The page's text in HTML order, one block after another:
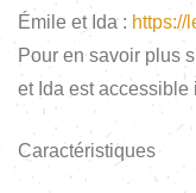
Émile et Ida : https://
Pour en savoir plus
et Ida est accessible
Caractéristiques